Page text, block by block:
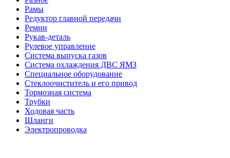
Рамы
Редуктор главной передачи
Ремни
Рукав-деталь
Рулевое управление
Система выпуска газов
Система охлаждения ДВС ЯМЗ
Специальное оборудование
Стеклоочиститель и его привод
Тормозная система
Трубки
Ходовая часть
Шланги
Электропроводка